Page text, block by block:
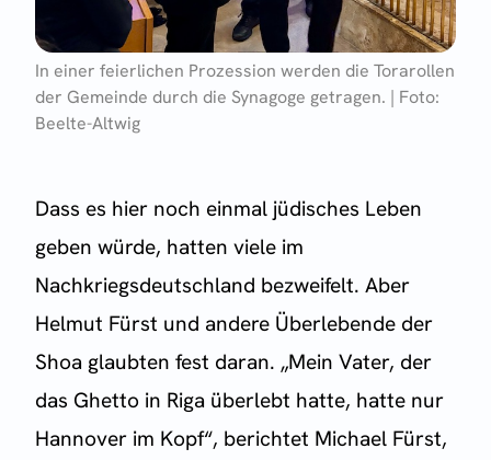
In einer feierlichen Prozession werden die Torarollen
der Gemeinde durch die Synagoge getragen. | Foto:
Beelte-Altwig
Dass es hier noch einmal jüdisches Leben
geben würde, hatten viele im
Nachkriegsdeutschland bezweifelt. Aber
Helmut Fürst und andere Überlebende der
Shoa glaubten fest daran. „Mein Vater, der
das Ghetto in Riga überlebt hatte, hatte nur
Hannover im Kopf“, berichtet Michael Fürst,